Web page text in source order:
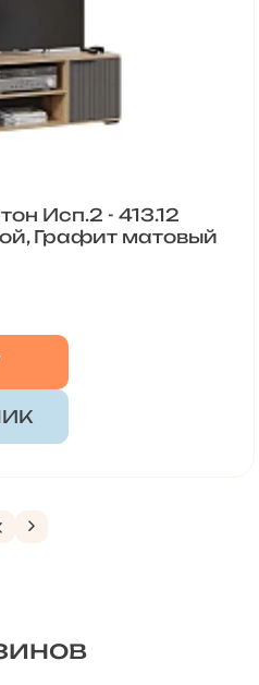
Исп.2 - 413.12
Графит матовый